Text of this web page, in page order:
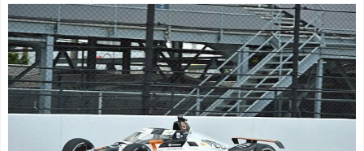
Závodní série
Kalendář F1
Výsledky F1
Týmy a jezdci F1